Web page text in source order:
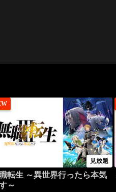
見放題
転生 ～異世界行ったら本気
～